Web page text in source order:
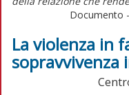
Documento
La violenza in
sopravvivenza